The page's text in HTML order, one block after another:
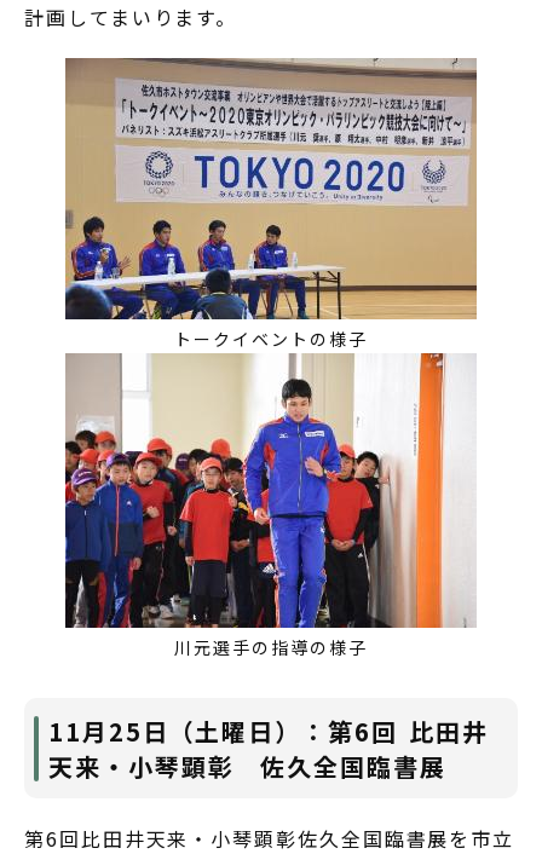
計画してまいります。
トークイベントの様子
川元選手の指導の様子
11月25日（土曜日）：第6回 比田井
天来・小琴顕彰 佐久全国臨書展
第6回比田井天来・小琴顕彰佐久全国臨書展を市立